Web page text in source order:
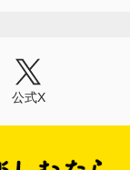
公式X